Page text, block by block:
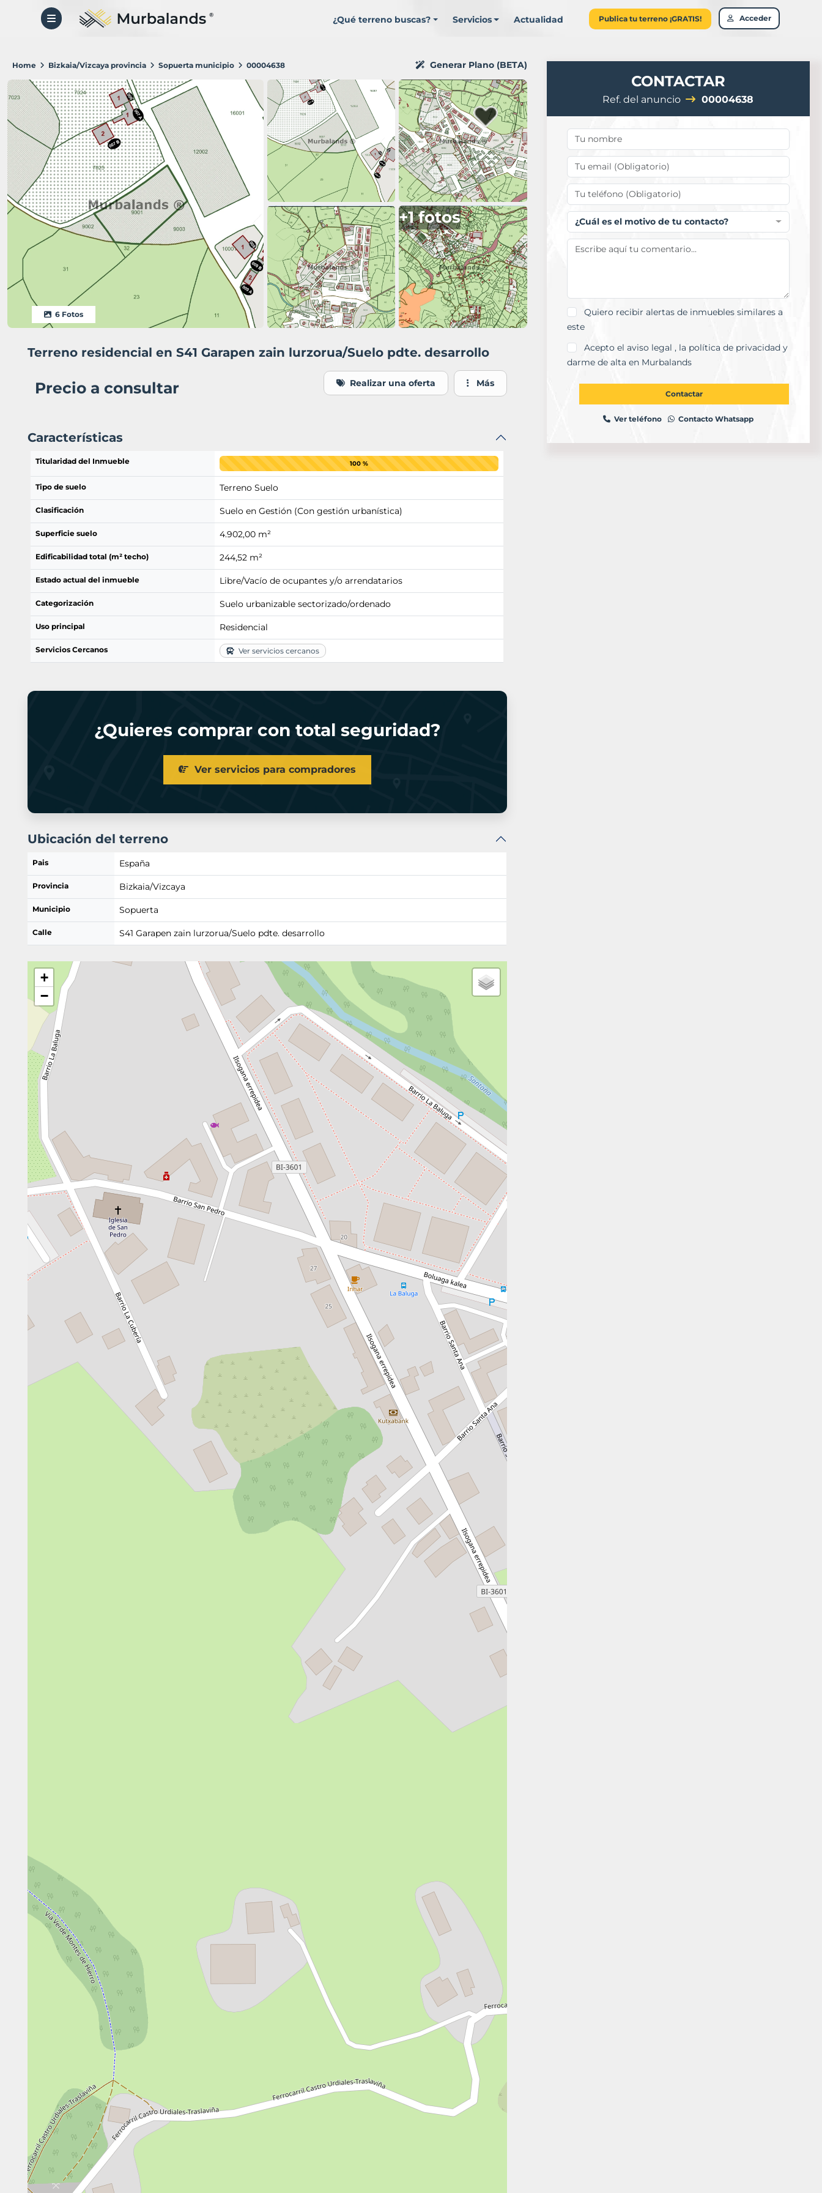
¿Qué terreno buscas? Servicios Actualidad Publica tu terreno ¡GRATIS! Acceder
Home Bizkaia/Vizcaya provincia Sopuerta municipio 00004638 Generar Plano (BETA)
6 Fotos
Terreno residencial en S41 Garapen zain lurzorua/Suelo pdte. desarrollo
Precio a consultar Realizar una oferta Más
Características
Titularidad del Inmueble 100 %
Tipo de suelo Terreno Suelo
Clasificación Suelo en Gestión (Con gestión urbanística)
Superficie suelo 4.902,00 m²
Edificabilidad total (m² techo) 244,52 m²
Estado actual del inmueble Libre/Vacío de ocupantes y/o arrendatarios
Categorización Suelo urbanizable sectorizado/ordenado
Uso principal Residencial
Servicios Cercanos Ver servicios cercanos
¿Quieres comprar con total seguridad?
Ver servicios para compradores
Ubicación del terreno
Pais España
Provincia Bizkaia/Vizcaya
Municipio Sopuerta
Calle S41 Garapen zain lurzorua/Suelo pdte. desarrollo
+
−
CONTACTAR
Ref. del anuncio 00004638
¿Cuál es el motivo de tu contacto?
Quiero recibir alertas de inmuebles similares a
este
Acepto el aviso legal , la política de privacidady
darme de alta en Murbalands
Contactar
Ver teléfono Contacto Whatsapp